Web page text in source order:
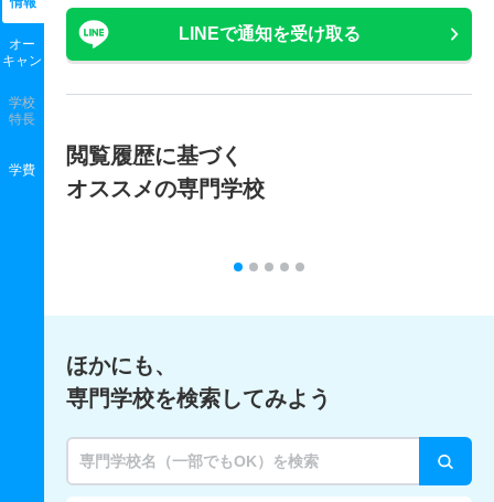
オー
キャン
学校
特長
学費
LINEで通知を受け取る
閲覧履歴に基づく
オススメの専門学校
ほかにも、
専門学校を検索してみよう